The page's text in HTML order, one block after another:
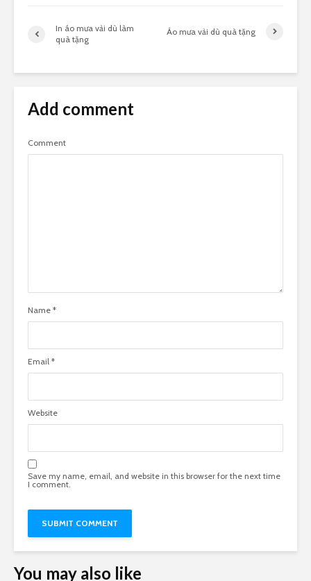
In áo mưa vải dù làm
quà tặng
Áo mưa vải dù quà tặng
Add comment
Comment
Name *
Email *
Website
Save my name, email, and website in this browser for the next time
I comment.
You may also like